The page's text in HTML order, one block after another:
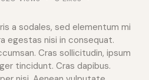
a sodales, sed elementum mi
egestas nisi in consequat.
Cras sollicitudin, ipsum
tincidunt. Cras dapibus.